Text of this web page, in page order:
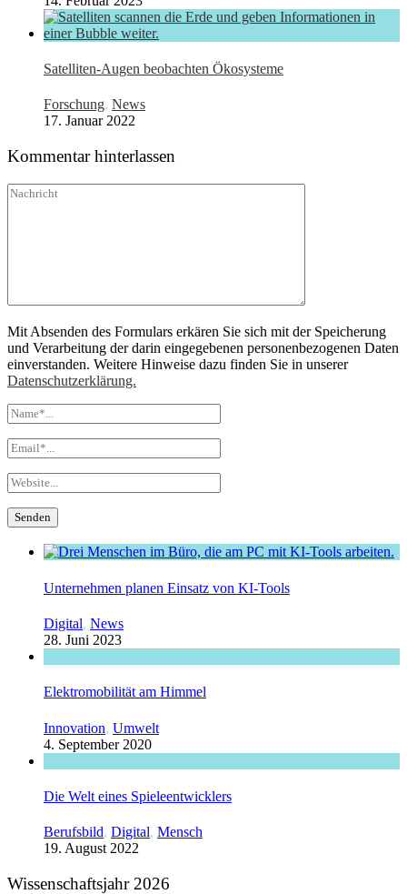
Satelliten-Augen beobachten Ökosysteme
Forschung, News
17. Januar 2022
Kommentar hinterlassen
Mit Absenden des Formulars erkären Sie sich mit der Speicherung
und Verarbeitung der darin eingegebenen personenbezogenen Daten
einverstanden. Weitere Hinweise dazu finden Sie in unserer
Datenschutzerklärung.
Unternehmen planen Einsatz von KI-Tools
Digital, News
28. Juni 2023
Elektromobilität am Himmel
Innovation, Umwelt
4. September 2020
Die Welt eines Spieleentwicklers
Berufsbild, Digital, Mensch
19. August 2022
Wissenschaftsjahr 2026